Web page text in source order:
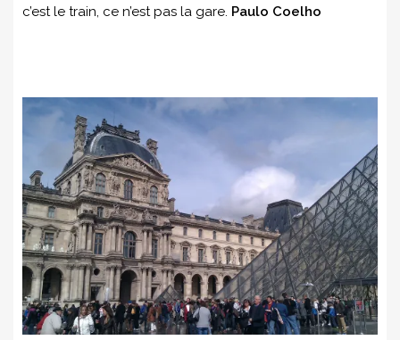
c’est le train, ce n’est pas la gare. Paulo Coelho